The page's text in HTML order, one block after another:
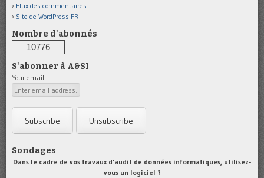
Flux des commentaires
Site de WordPress-FR
Nombre d'abonnés
10776
S'abonner à A&SI
Your email:
Sondages
Dans le cadre de vos travaux d'audit de données informatiques, utilisez-
vous un logiciel ?